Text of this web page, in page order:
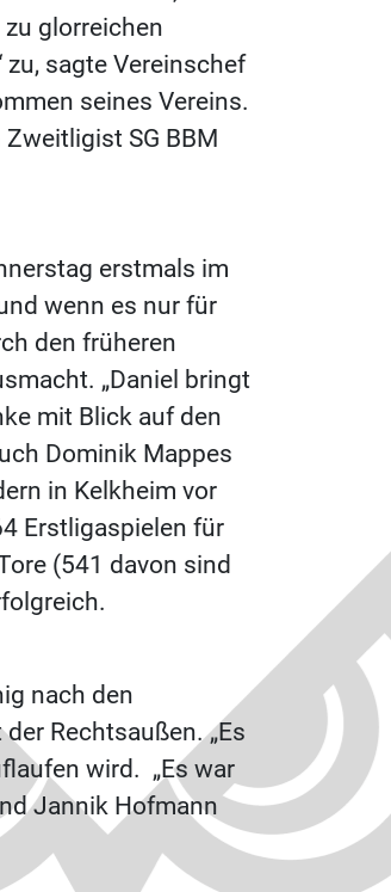
glorreichen
sagte Vereinschef
seines Vereins.
SG BBM
erstmals im
wenn es nur für
den früheren
„Daniel bringt
mit Blick auf den
Dominik Mappes
in Kelkheim vor
Erstligaspielen für
(541 davon sind
nach den
Rechtsaußen. „Es
wird. „Es war
Jannik Hofmann